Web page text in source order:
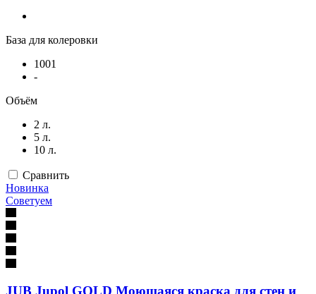
База для колеровки
1001
-
Объём
2 л.
5 л.
10 л.
Сравнить
Новинка
Советуем